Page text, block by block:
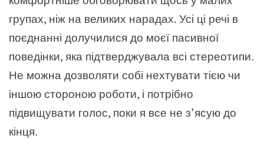
групах, ніж на великих нарадах. Усі ці речі в
поєднанні долучилися до моєї пасивної
поведінки, яка підтверджувала всі стереотипи.
Не можна дозволяти собі нехтувати тією чи
іншою стороною роботи, і потрібно
підвищувати голос, поки я все не з’ясую до
кінця.